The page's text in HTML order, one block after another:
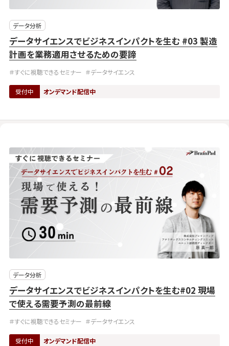
データ分析
データサイエンスでビジネスインパクトを生む #03 製造
計画を業務適用させるための要諦
＃すぐに視聴できるセミナー ＃データサイエンス
受付中 オンデマンド配信中
データ分析
データサイエンスでビジネスインパクトを生む#02 現場
で使える需要予測の最前線
＃すぐに視聴できるセミナー ＃データサイエンス
受付中 オンデマンド配信中